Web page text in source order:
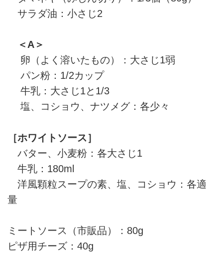
サラダ油：小さじ2
＜A＞
卵（よく溶いたもの）：大さじ1弱
パン粉：1/2カップ
牛乳：大さじ1と1/3
塩、コショウ、ナツメグ：各少々
［ホワイトソース］
バター、小麦粉：各大さじ1
牛乳：180ml
洋風顆粒スープの素、塩、コショウ：各適
量
ミートソース（市販品）：80g
ピザ用チーズ：40g